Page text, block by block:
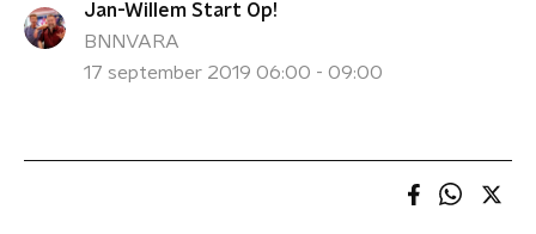
Jan-Willem Start Op!
BNNVARA
17 september 2019 06:00 - 09:00